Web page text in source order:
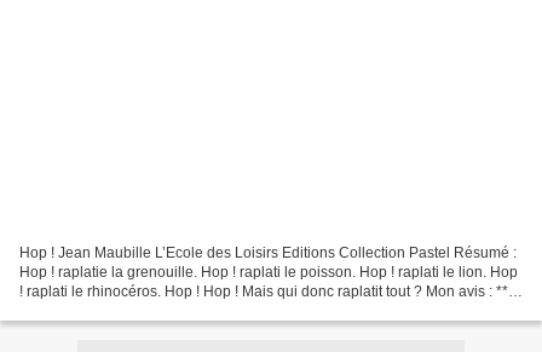
Hop ! Jean Maubille L’Ecole des Loisirs Editions Collection Pastel Résumé :
Hop ! raplatie la grenouille. Hop ! raplati le poisson. Hop ! raplati le lion. Hop
! raplati le rhinocéros. Hop ! Hop ! Mais qui donc raplatit tout ? Mon avis : ****